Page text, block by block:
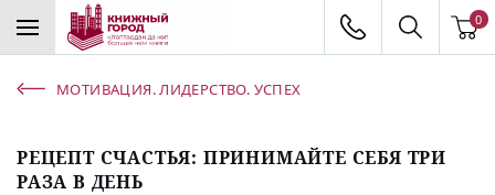
0
МОТИВАЦИЯ. ЛИДЕРСТВО. УСПЕХ
РЕЦЕПТ СЧАСТЬЯ: ПРИНИМАЙТЕ СЕБЯ ТРИ
РАЗА В ДЕНЬ